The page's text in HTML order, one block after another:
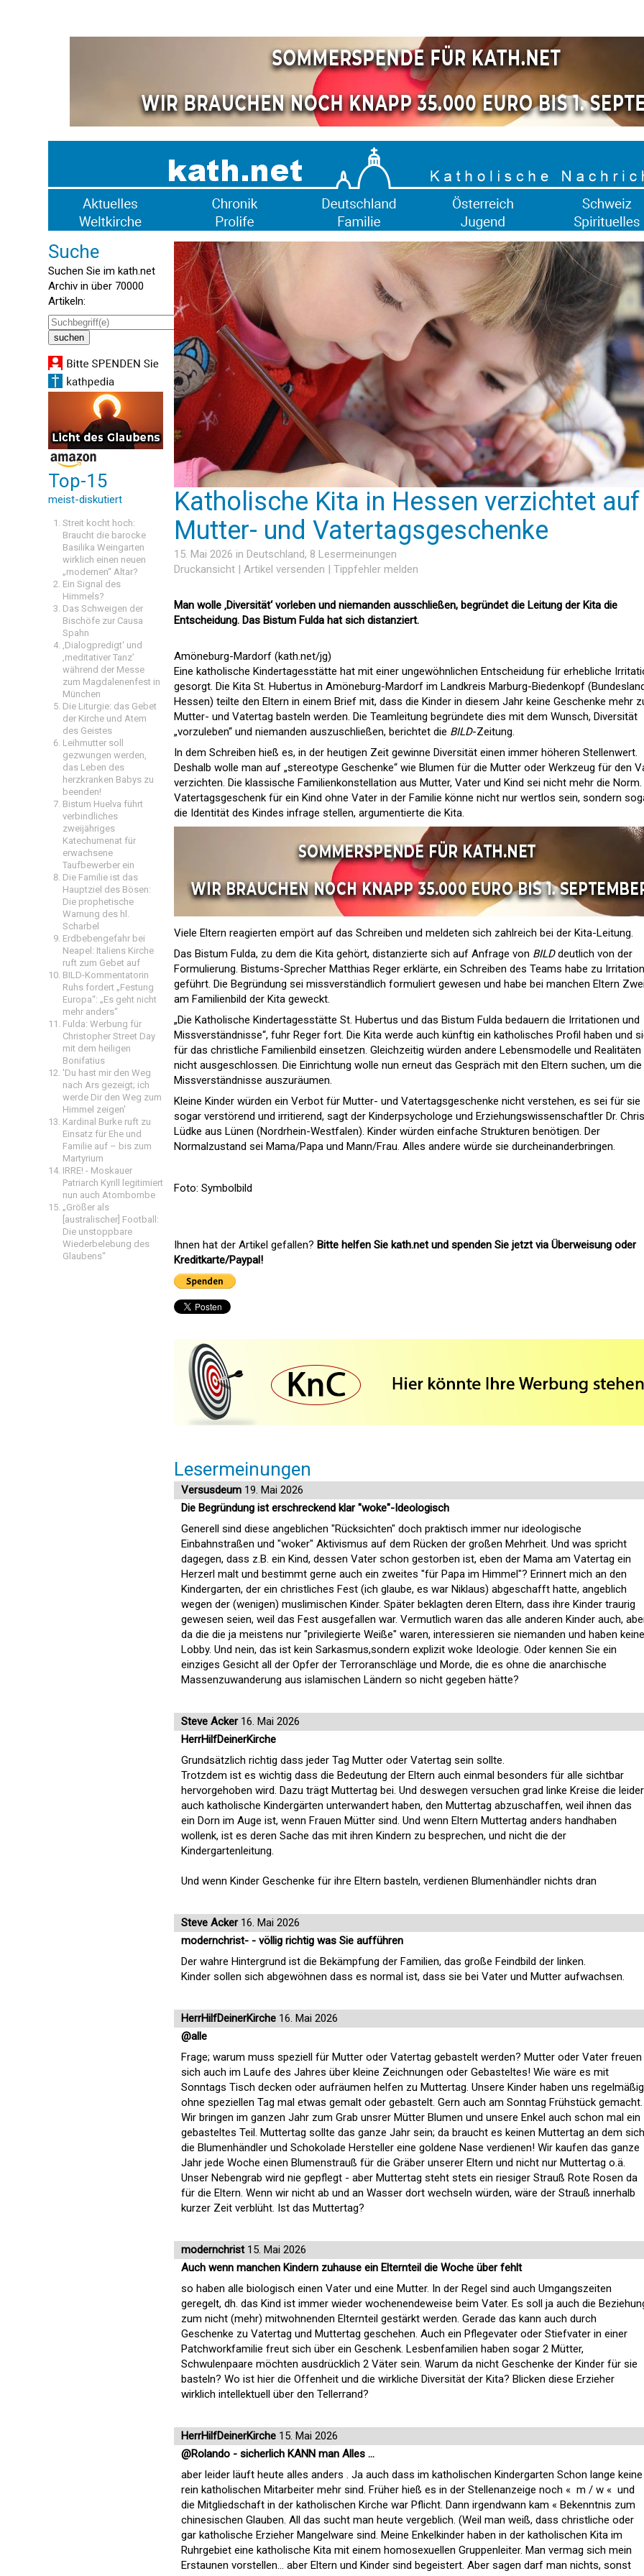
Suche
Suchen Sie im kath.net
Archiv in über 70000
Artikeln:
Top-15
meist-diskutiert
Streit kocht hoch:
Braucht die barocke
Basilika Weingarten
wirklich einen neuen
„modernen“ Altar?
Ein Signal des
Himmels?
Das Schweigen der
Bischöfe zur Causa
Spahn
‚Dialogpredigt‘ und
‚meditativer Tanz’
während der Messe
zum Magdalenenfest in
München
Die Liturgie: das Gebet
der Kirche und Atem
des Geistes
Leihmutter soll
gezwungen werden,
das Leben des
herzkranken Babys zu
beenden!
Bistum Huelva führt
verbindliches
zweijähriges
Katechumenat für
erwachsene
Taufbewerber ein
Die Familie ist das
Hauptziel des Bösen:
Die prophetische
Warnung des hl.
Scharbel
Erdbebengefahr bei
Neapel: Italiens Kirche
ruft zum Gebet auf
BILD-Kommentatorin
Ruhs fordert „Festung
Europa“: „Es geht nicht
mehr anders“
Fulda: Werbung für
Christopher Street Day
mit dem heiligen
Bonifatius
'Du hast mir den Weg
nach Ars gezeigt; ich
werde Dir den Weg zum
Himmel zeigen'
Kardinal Burke ruft zu
Einsatz für Ehe und
Familie auf – bis zum
Martyrium
IRRE! - Moskauer
Patriarch Kyrill legitimiert
nun auch Atombombe
„Größer als
[australischer] Football:
Die unstoppbare
Wiederbelebung des
Glaubens“
Katholische Kita in Hessen verzichtet auf
Mutter- und Vatertagsgeschenke
15. Mai 2026 in Deutschland, 8 Lesermeinungen
Druckansicht | Artikel versenden | Tippfehler melden
Man wolle ‚Diversität‘ vorleben und niemanden ausschließen, begründet die Leitung der Kita die
Entscheidung. Das Bistum Fulda hat sich distanziert.
Amöneburg-Mardorf (kath.net/jg)
Eine katholische Kindertagesstätte hat mit einer ungewöhnlichen Entscheidung für erhebliche
gesorgt. Die Kita St. Hubertus in Amöneburg-Mardorf im Landkreis Marburg-Biedenkopf
Hessen) teilte den Eltern in einem Brief mit, dass die Kinder in diesem Jahr keine Geschenke mehr
Mutter- und Vatertag basteln werden. Die Teamleitung begründete dies mit dem Wunsch, Diversität
„vorzuleben“ und niemanden auszuschließen, berichtet die BILD-Zeitung.
In dem Schreiben hieß es, in der heutigen Zeit gewinne Diversität einen immer höheren Stellenwert.
Deshalb wolle man auf „stereotype Geschenke“ wie Blumen für die Mutter oder Werkzeug für den
verzichten. Die klassische Familienkonstellation aus Mutter, Vater und Kind sei nicht mehr die Norm.
Vatertagsgeschenk für ein Kind ohne Vater in der Familie könne nicht nur wertlos sein, sondern
die Identität des Kindes infrage stellen, argumentierte die Kita.
Viele Eltern reagierten empört auf das Schreiben und meldeten sich zahlreich bei der Kita-Leitung.
Das Bistum Fulda, zu dem die Kita gehört, distanzierte sich auf Anfrage von BILDdeutlich von der
Formulierung. Bistums-Sprecher Matthias Reger erklärte, ein Schreiben des Teams habe zu
geführt. Die Begründung sei missverständlich formuliert gewesen und habe bei manchen Eltern
am Familienbild der Kita geweckt.
„Die Katholische Kindertagesstätte St. Hubertus und das Bistum Fulda bedauern die Irritationen und
Missverständnisse“, fuhr Reger fort. Die Kita werde auch künftig ein katholisches Profil haben und
für das christliche Familienbild einsetzen. Gleichzeitig würden andere Lebensmodelle und Realitäten
nicht ausgeschlossen. Die Einrichtung wolle nun erneut das Gespräch mit den Eltern suchen, um die
Missverständnisse auszuräumen.
Kleine Kinder würden ein Verbot für Mutter- und Vatertagsgeschenke nicht verstehen, es sei für sie
sogar verstörend und irritierend, sagt der Kinderpsychologe und Erziehungswissenschaftler Dr.
Lüdke aus Lünen (Nordrhein-Westfalen). Kinder würden einfache Strukturen benötigen. Der
Normalzustand sei Mama/Papa und Mann/Frau. Alles andere würde sie durcheinanderbringen.
Foto: Symbolbild
Ihnen hat der Artikel gefallen? Bitte helfen Sie kath.net und spenden Sie jetzt via Überweisung oder
Kreditkarte/Paypal!
Lesermeinungen
Versusdeum 19. Mai 2026
Die Begründung ist erschreckend klar "woke"-Ideologisch
Generell sind diese angeblichen "Rücksichten" doch praktisch immer nur ideologische
Einbahnstraßen und "woker" Aktivismus auf dem Rücken der großen Mehrheit. Und was spricht
dagegen, dass z.B. ein Kind, dessen Vater schon gestorben ist, eben der Mama am Vatertag ein
Herzerl malt und bestimmt gerne auch ein zweites "für Papa im Himmel"? Erinnert mich an den
Kindergarten, der ein christliches Fest (ich glaube, es war Niklaus) abgeschafft hatte, angeblich
wegen der (wenigen) muslimischen Kinder. Später beklagten deren Eltern, dass ihre Kinder traurig
gewesen seien, weil das Fest ausgefallen war. Vermutlich waren das alle anderen Kinder auch,
da die die ja meistens nur "privilegierte Weiße" waren, interessieren sie niemanden und haben keine
Lobby. Und nein, das ist kein Sarkasmus,sondern explizit woke Ideologie. Oder kennen Sie ein
einziges Gesicht all der Opfer der Terroranschläge und Morde, die es ohne die anarchische
Massenzuwanderung aus islamischen Ländern so nicht gegeben hätte?
Steve Acker16. Mai 2026
HerrHilfDeinerKirche
Grundsätzlich richtig dass jeder Tag Mutter oder Vatertag sein sollte.
Trotzdem ist es wichtig dass die Bedeutung der Eltern auch einmal besonders für alle sichtbar
hervorgehoben wird. Dazu trägt Muttertag bei. Und deswegen versuchen grad linke Kreise die leider
auch katholische Kindergärten unterwandert haben, den Muttertag abzuschaffen, weil ihnen das
ein Dorn im Auge ist, wenn Frauen Mütter sind. Und wenn Eltern Muttertag anders handhaben
wollenk, ist es deren Sache das mit ihren Kindern zu besprechen, und nicht die der
Kindergartenleitung.
Und wenn Kinder Geschenke für ihre Eltern basteln, verdienen Blumenhändler nichts dran
Steve Acker16. Mai 2026
modernchrist- - völlig richtig was Sie aufführen
Der wahre Hintergrund ist die Bekämpfung der Familien, das große Feindbild der linken.
Kinder sollen sich abgewöhnen dass es normal ist, dass sie bei Vater und Mutter aufwachsen.
HerrHilfDeinerKirche 16. Mai 2026
@alle
Frage; warum muss speziell für Mutter oder Vatertag gebastelt werden? Mutter oder Vater freuen
sich auch im Laufe des Jahres über kleine Zeichnungen oder Gebasteltes! Wie wäre es mit
Sonntags Tisch decken oder aufräumen helfen zu Muttertag. Unsere Kinder haben uns regelmäßig
ohne speziellen Tag mal etwas gemalt oder gebastelt. Gern auch am Sonntag Frühstück gemacht.
Wir bringen im ganzen Jahr zum Grab unsrer Mütter Blumen und unsere Enkel auch schon mal ein
gebasteltes Teil. Muttertag sollte das ganze Jahr sein; da braucht es keinen Muttertag an dem sich
die Blumenhändler und Schokolade Hersteller eine goldene Nase verdienen! Wir kaufen das ganze
Jahr jede Woche einen Blumenstrauß für die Gräber unserer Eltern und nicht nur Muttertag o.ä.
Unser Nebengrab wird nie gepflegt - aber Muttertag steht stets ein riesiger Strauß Rote Rosen da
für die Eltern. Wenn wir nicht ab und an Wasser dort wechseln würden, wäre der Strauß innerhalb
kurzer Zeit verblüht. Ist das Muttertag?
modernchrist15. Mai 2026
Auch wenn manchen Kindern zuhause ein Elternteil die Woche über fehlt
so haben alle biologisch einen Vater und eine Mutter. In der Regel sind auch Umgangszeiten
geregelt, dh. das Kind ist immer wieder wochenendeweise beim Vater. Es soll ja auch die
zum nicht (mehr) mitwohnenden Elternteil gestärkt werden. Gerade das kann auch durch
Geschenke zu Vatertag und Muttertag geschehen. Auch ein Pflegevater oder Stiefvater in einer
Patchworkfamilie freut sich über ein Geschenk. Lesbenfamilien haben sogar 2 Mütter,
Schwulenpaare möchten ausdrücklich 2 Väter sein. Warum da nicht Geschenke der Kinder für sie
basteln? Wo ist hier die Offenheit und die wirkliche Diversität der Kita? Blicken diese Erzieher
wirklich intellektuell über den Tellerrand?
HerrHilfDeinerKirche 15. Mai 2026
@Rolando - sicherlich KANN man Alles …
aber leider läuft heute alles anders . Ja auch dass im katholischen Kindergarten Schon lange keine
rein katholischen Mitarbeiter mehr sind. Früher hieß es in der Stellenanzeige noch « m / w « und
die Mitgliedschaft in der katholischen Kirche war Pflicht. Dann irgendwann kam « Bekenntnis zum
chinesischen Glauben. All das sucht man heute vergeblich. (Weil man weiß, dass christliche oder
gar katholische Erzieher Mangelware sind. Meine Enkelkinder haben in der katholischen Kita im
Ruhrgebiet eine katholische Kita mit einem homosexuellen Gruppenleiter. Man vermag sich mein
Erstaunen vorstellen… aber Eltern und Kinder sind begeistert. Aber sagen darf man nichts, sonst